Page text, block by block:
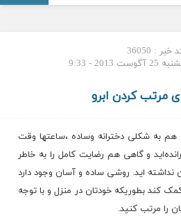
خبر : 36050
- 9:33
مرتب کردن ابرو
هم به شکلی دخترانه وساده ،ساعتها وقت
و گاهی هم رضایت کامل را به خاطر
نداشته اید. روشی ساده و آسان وجود دارد
کند بطوریکه خودتان در منزل و با توجه
را مرتب کنید.